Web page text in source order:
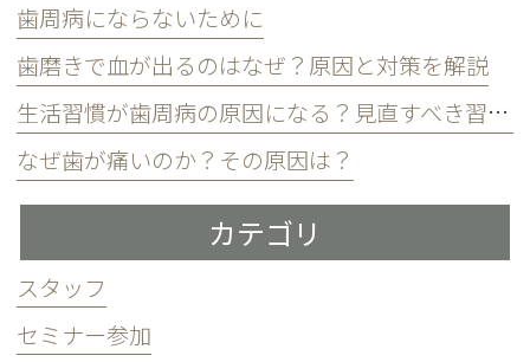
歯周病にならないために
歯磨きで血が出るのはなぜ？原因と対策を解説
生活習慣が歯周病の原因になる？見直すべき習慣とは？
なぜ歯が痛いのか？その原因は？
カテゴリ
スタッフ
セミナー参加